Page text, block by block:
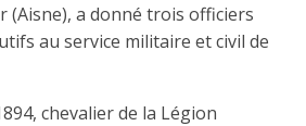
(Aisne), a donné trois officiers
au service militaire et civil de
chevalier de la Légion